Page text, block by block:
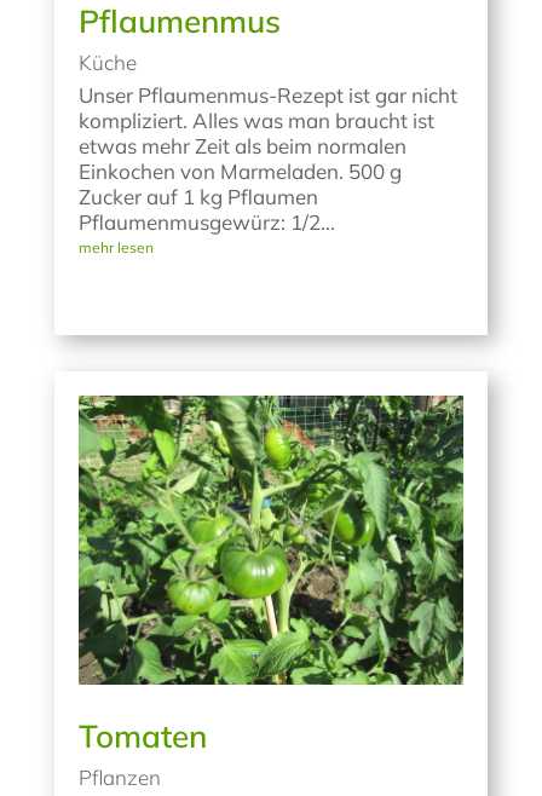
Pflaumenmus
Küche
Unser Pflaumenmus-Rezept ist gar nicht
kompliziert. Alles was man braucht ist
etwas mehr Zeit als beim normalen
Einkochen von Marmeladen. 500 g
Zucker auf 1 kg Pflaumen
Pflaumenmusgewürz: 1/2...
mehr lesen
Tomaten
Pflanzen